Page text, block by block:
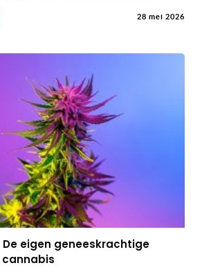
28 mei 2026
eigen geneeskrachtige